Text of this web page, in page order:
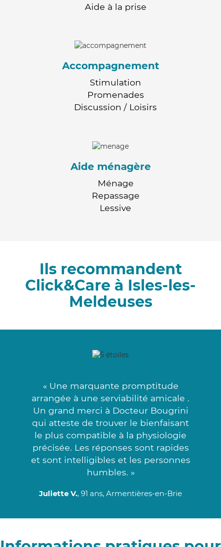
Aide à la prise
Accompagnement
Stimulation
Promenades
Discussion / Loisirs
Aide ménagère
Ménage
Repassage
Lessive
Ils recommandent
Click&Care à Isles-les-
Meldeuses
« Une marquante promptitude
arrangée à une serviabilité amicale .
Un grand merci à Docteur Bougrini
qui atteste de trouver le bienfaisant
le plus compatible à la physiologie
précisée. Les réponses sont rapides
et sont intelligibles et les personnes
humbles. »
Juliette V., 91 ans, Armentières-en-Brie